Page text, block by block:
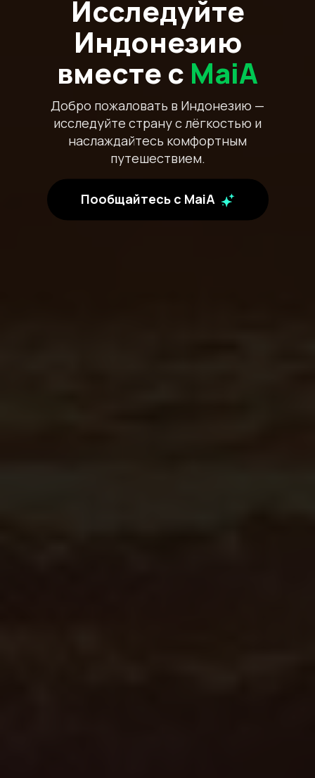
Исследуйте
Индонезию
вместе с MaiA
Добро пожаловать в Индонезию —
исследуйте страну с лёгкостью и
наслаждайтесь комфортным
путешествием.
Пообщайтесь с MaiA